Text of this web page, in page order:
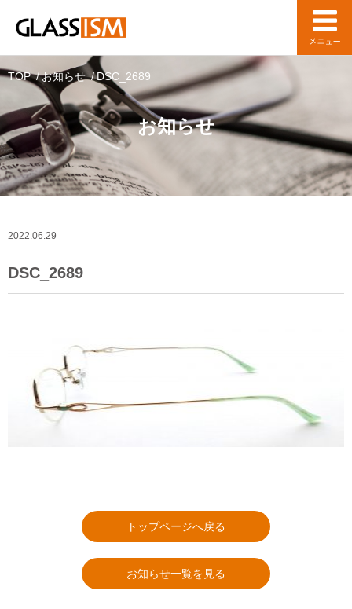
お知らせ
TOP お知らせ DSC_2689
2022.06.29
DSC_2689
トップページへ戻る
お知らせ一覧を見る